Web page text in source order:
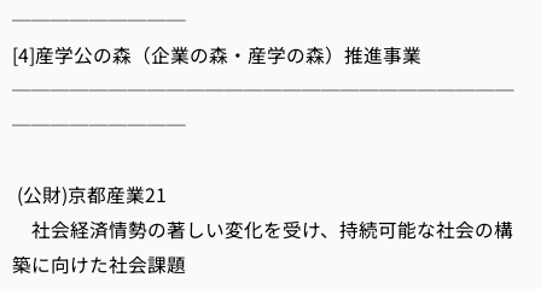
─────────
[4]産学公の森（企業の森・産学の森）推進事業
──────────────────────────
─────────
(公財)京都産業21
社会経済情勢の著しい変化を受け、持続可能な社会の構
築に向けた社会課題